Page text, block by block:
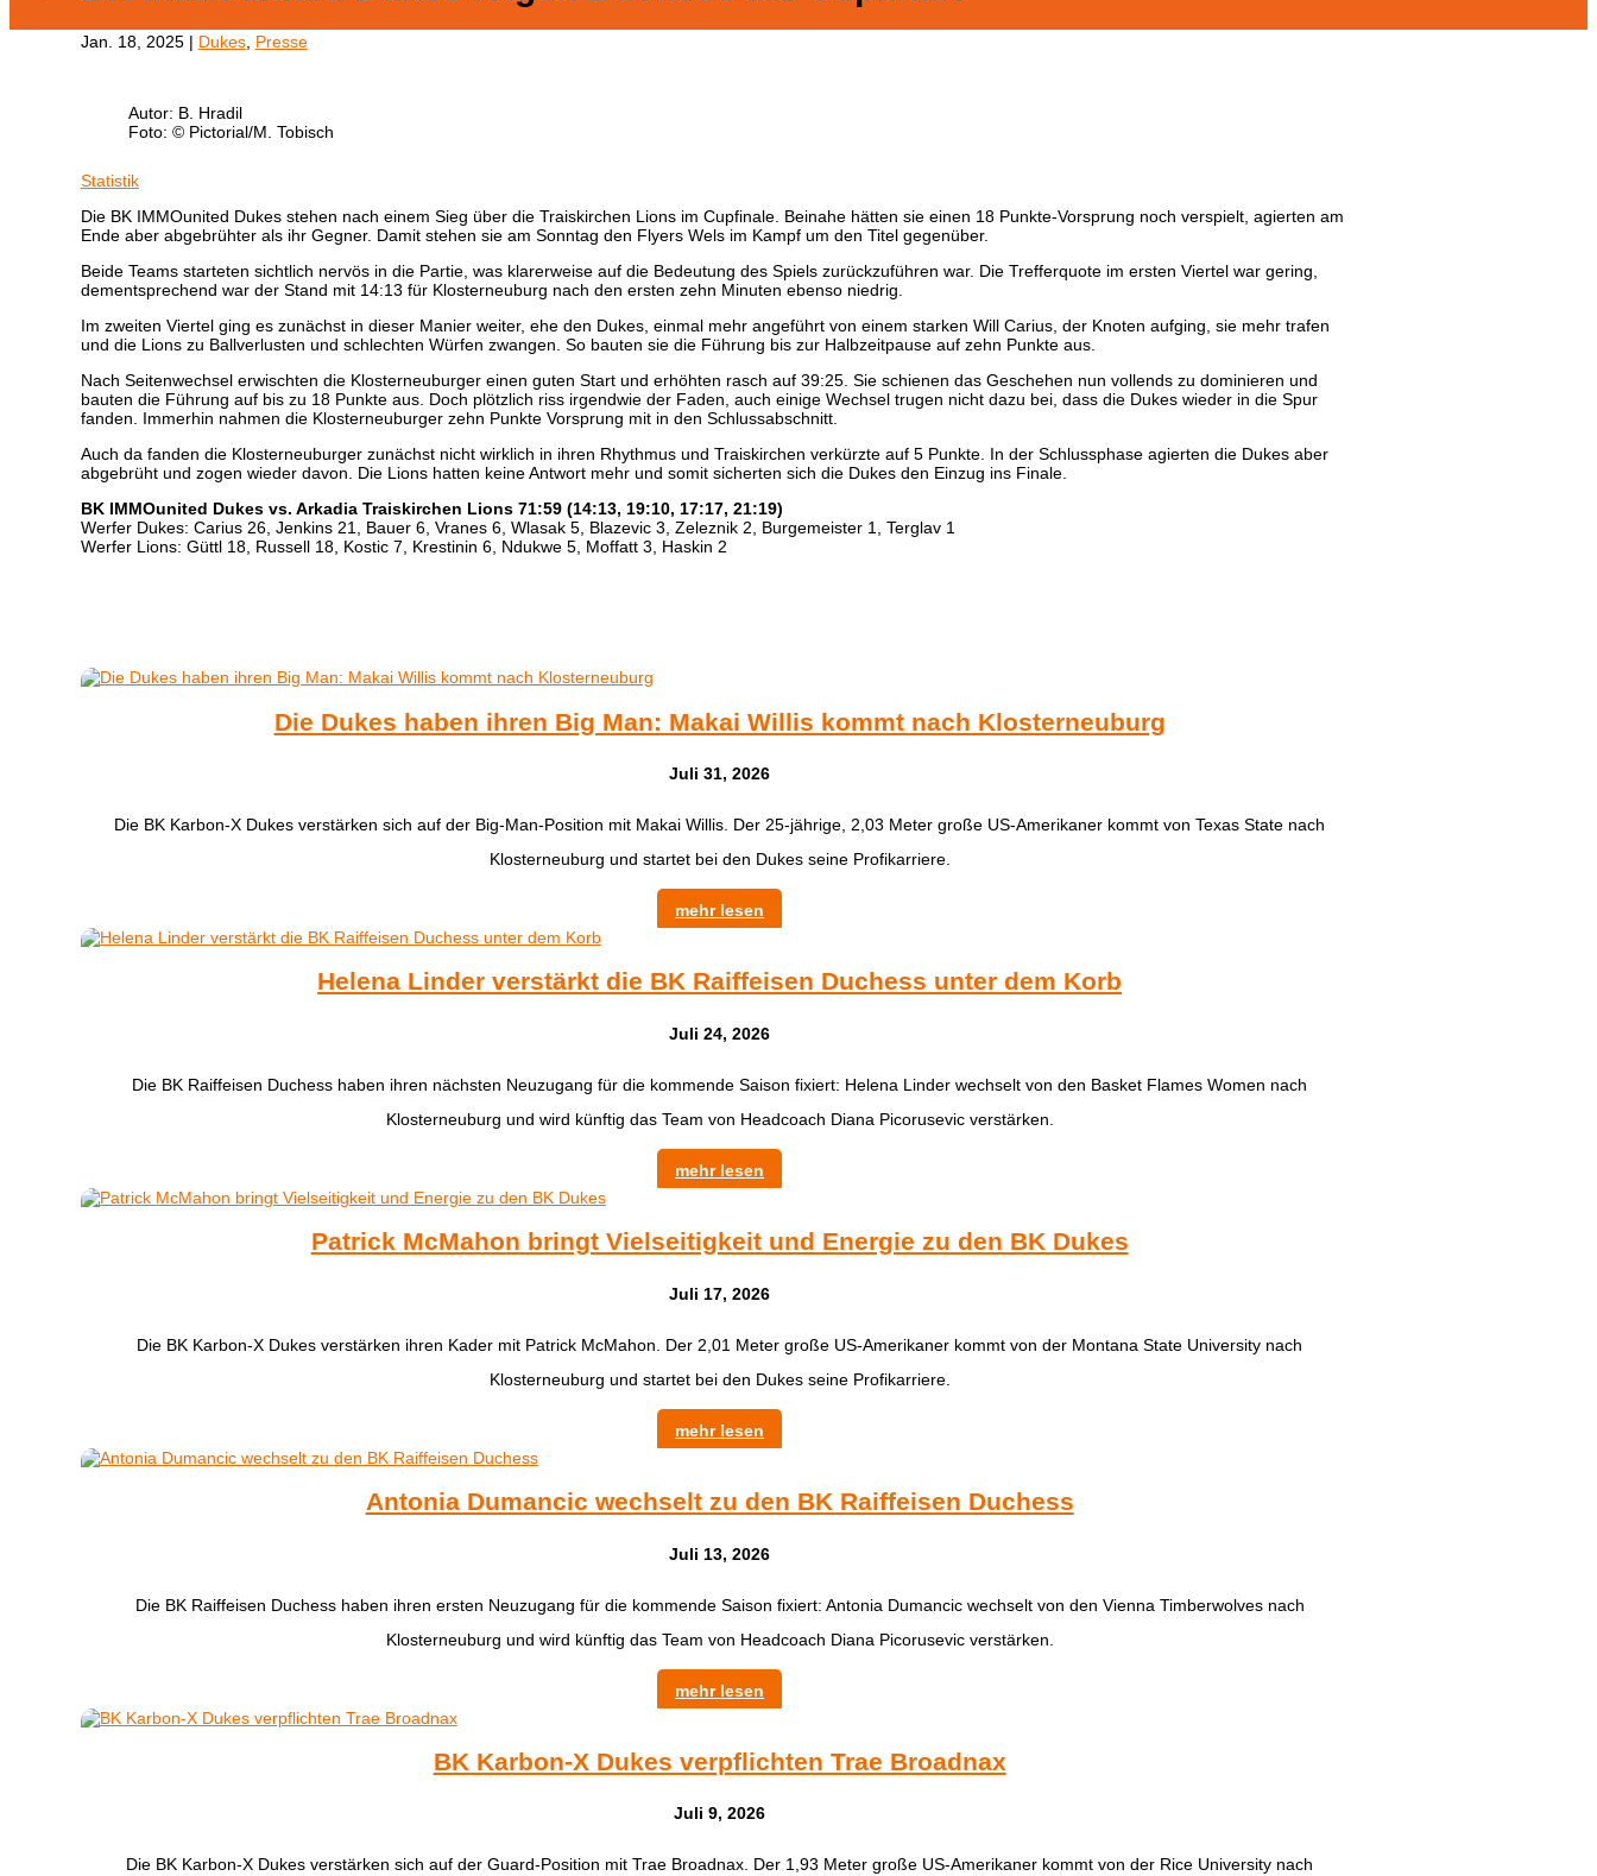
Jan. 18, 2025| Dukes, Presse
Autor: B. Hradil
Foto: © Pictorial/M. Tobisch
Statistik
Die BK IMMOunited Dukes stehen nach einem Sieg über die Traiskirchen Lions im Cupfinale. Beinahe hätten sie einen 18 Punkte-Vorsprung noch verspielt, agierten am
Ende aber abgebrühter als ihr Gegner. Damit stehen sie am Sonntag den Flyers Wels im Kampf um den Titel gegenüber.
Beide Teams starteten sichtlich nervös in die Partie, was klarerweise auf die Bedeutung des Spiels zurückzuführen war. Die Trefferquote im ersten Viertel war gering,
dementsprechend war der Stand mit 14:13 für Klosterneuburg nach den ersten zehn Minuten ebenso niedrig.
Im zweiten Viertel ging es zunächst in dieser Manier weiter, ehe den Dukes, einmal mehr angeführt von einem starken Will Carius, der Knoten aufging, sie mehr trafen
und die Lions zu Ballverlusten und schlechten Würfen zwangen. So bauten sie die Führung bis zur Halbzeitpause auf zehn Punkte aus.
Nach Seitenwechsel erwischten die Klosterneuburger einen guten Start und erhöhten rasch auf 39:25. Sie schienen das Geschehen nun vollends zu dominieren und
bauten die Führung auf bis zu 18 Punkte aus. Doch plötzlich riss irgendwie der Faden, auch einige Wechsel trugen nicht dazu bei, dass die Dukes wieder in die Spur
fanden. Immerhin nahmen die Klosterneuburger zehn Punkte Vorsprung mit in den Schlussabschnitt.
Auch da fanden die Klosterneuburger zunächst nicht wirklich in ihren Rhythmus und Traiskirchen verkürzte auf 5 Punkte. In der Schlussphase agierten die Dukes aber
abgebrüht und zogen wieder davon. Die Lions hatten keine Antwort mehr und somit sicherten sich die Dukes den Einzug ins Finale.
BK IMMOunited Dukes vs. Arkadia Traiskirchen Lions 71:59 (14:13, 19:10, 17:17, 21:19)
Werfer Dukes: Carius 26, Jenkins 21, Bauer 6, Vranes 6, Wlasak 5, Blazevic 3, Zeleznik 2, Burgemeister 1, Terglav 1
Werfer Lions: Güttl 18, Russell 18, Kostic 7, Krestinin 6, Ndukwe 5, Moffatt 3, Haskin 2
Die Dukes haben ihren Big Man: Makai Willis kommt nach Klosterneuburg
Juli 31, 2026
​Die BK Karbon-X Dukes verstärken sich auf der Big-Man-Position mit Makai Willis. Der 25-jährige, 2,03 Meter große US-Amerikaner kommt von Texas State nach
Klosterneuburg und startet bei den Dukes seine Profikarriere.
mehr lesen
Helena Linder verstärkt die BK Raiffeisen Duchess unter dem Korb
Juli 24, 2026
Die BK Raiffeisen Duchess haben ihren nächsten Neuzugang für die kommende Saison fixiert: Helena Linder wechselt von den Basket Flames Women nach
Klosterneuburg und wird künftig das Team von Headcoach Diana Picorusevic verstärken.
mehr lesen
Patrick McMahon bringt Vielseitigkeit und Energie zu den BK Dukes
Juli 17, 2026
Die BK Karbon-X Dukes verstärken ihren Kader mit Patrick McMahon. Der 2,01 Meter große US-Amerikaner kommt von der Montana State University nach
Klosterneuburg und startet bei den Dukes seine Profikarriere.
mehr lesen
Antonia Dumancic wechselt zu den BK Raiffeisen Duchess
Juli 13, 2026
Die BK Raiffeisen Duchess haben ihren ersten Neuzugang für die kommende Saison fixiert: Antonia Dumancic wechselt von den Vienna Timberwolves nach
Klosterneuburg und wird künftig das Team von Headcoach Diana Picorusevic verstärken.
mehr lesen
BK Karbon-X Dukes verpflichten Trae Broadnax
Juli 9, 2026
Die BK Karbon-X Dukes verstärken sich auf der Guard-Position mit Trae Broadnax. Der 1,93 Meter große US-Amerikaner kommt von der Rice University nach